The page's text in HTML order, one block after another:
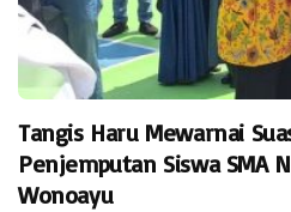
Tangis Haru Mewarnai
Penjemputan Siswa SMA
Wonoayu